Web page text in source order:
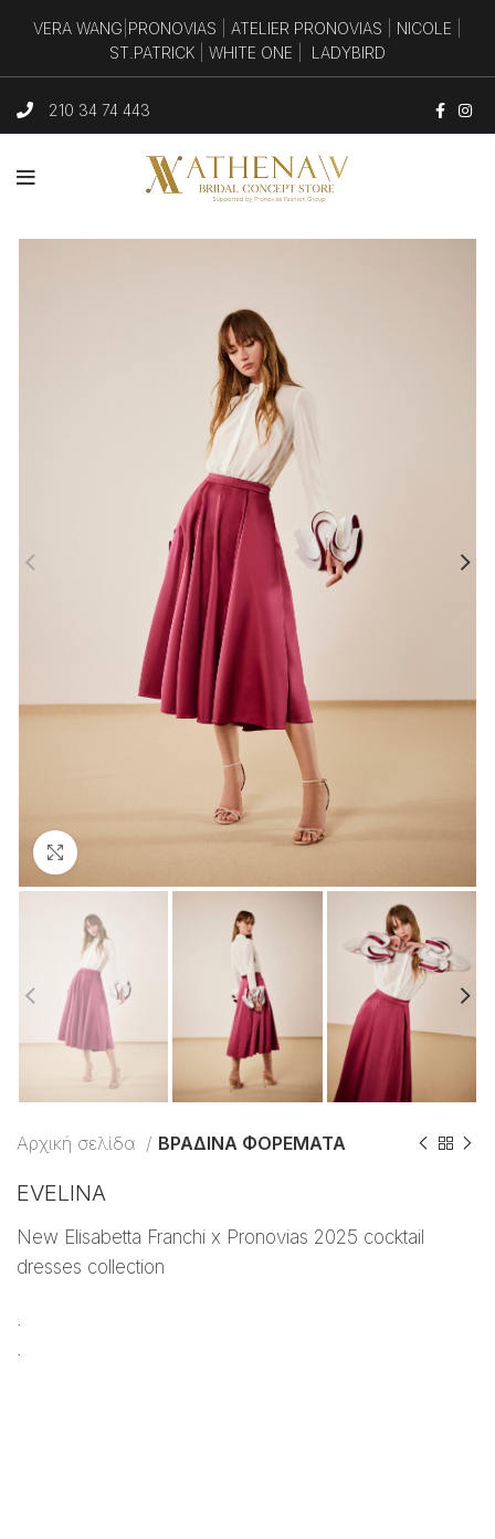
210 34 74 443
Αρχική σελίδα ΒΡΑΔΙΝΑ ΦΟΡΕΜΑΤΑ
EVELINA
New Elisabetta Franchi x Pronovias 2025 cocktail
dresses collection
VERA WANG PRONOVIAS ATELIER PRONOVIAS NICOLE
ST.PATRICK
WHITE ONE LADYBIRD